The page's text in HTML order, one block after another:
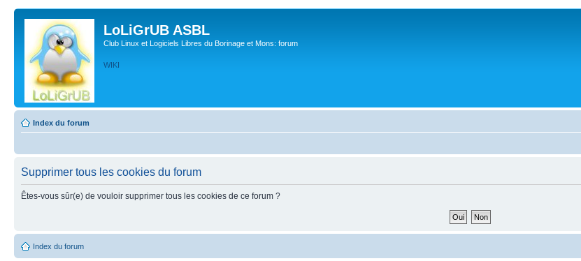
LoLiGrUB ASBL
Club Linux et Logiciels Libres du Borinage et Mons: forum
WIKI
Index du forum
Supprimer tous les cookies du forum
Êtes-vous sûr(e) de vouloir supprimer tous les cookies de ce forum ?
Index du forum